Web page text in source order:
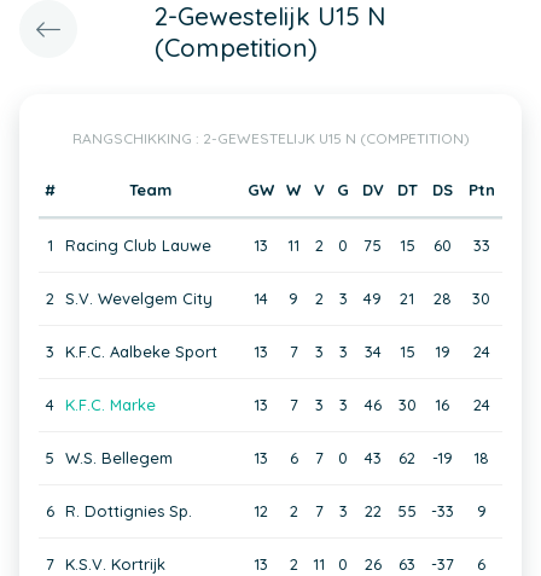
2-Gewestelijk U15 N
(Competition)
RANGSCHIKKING : 2-GEWESTELIJK U15 N (COMPETITION)
# Team GW W V G DV DT DS Ptn
1 Racing Club Lauwe 13 11 2 0 75 15 60 33
2 S.V. Wevelgem City 14 9 2 3 49 21 28 30
3 K.F.C. Aalbeke Sport 13 7 3 3 34 15 19 24
4 K.F.C. Marke 13 7 3 3 46 30 16 24
5 W.S. Bellegem 13 6 7 0 43 62 -19 18
6 R. Dottignies Sp. 12 2 7 3 22 55 -33 9
7 K.S.V. Kortrijk 13 2 11 0 26 63 -37 6